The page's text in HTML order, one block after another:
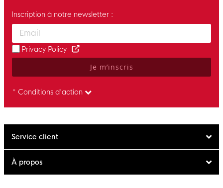
Enter your email and accept the privacy policy to subscribe to
Inscription à notre newsletter :
Privacy Policy
Je m’inscris
* Conditions d'action
Service client
À propos